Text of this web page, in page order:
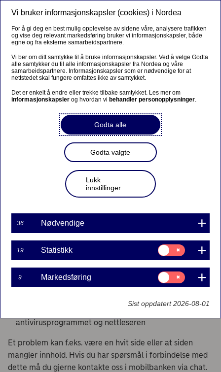
Nettbank, mobilbank og BankID
Tekniske krav til bruk av våre
nettjenester eller problemer
med innlogging og bruk
For å bruke nettbanken så trenger du en nettleser som
for eksempel Chrome, Firefox, Edge eller Safari.
Vi anbefaler at du oppdaterer enheten til det nyeste
operativsystemet, eller at du fremover bruker den nyeste
versjonen av Google Chrome, Firefox, Microsoft
Edge eller Safari når du bruker nettjenestene våre. Se
oversikt under over operativsystemer og nettlesere.
Har du problemer med å logge inn i nettbanken eller få
Oppdater antivirusprogram og nettleser til nyeste
versjon
Kontroller at Nordeas nettsteder er tillatt i
antivirusprogrammet og nettleseren
Et problem kan f.eks. være en hvit side eller at siden
mangler innhold. Hvis du har spørsmål i forbindelse med
dette må du gjerne kontakte oss i mobilbanken via chat.
Vi bruker informasjonskapsler (cookies) i Nordea
For å gi deg en best mulig opplevelse av sidene våre, analysere trafikken
og vise deg relevant markedsføring bruker vi informasjonskapsler, både
egne og fra eksterne samarbeidspartnere.
Vi ber om ditt samtykke til å bruke informasjonskapsler. Ved å velge Godta
alle samtykker du til alle informasjonskapsler fra Nordea og våre
samarbeidspartnere. Informasjonskapsler som er nødvendige for at
nettstedet skal fungere omfattes ikke av samtykket.
Det er enkelt å endre eller trekke tilbake samtykket. Les mer om
informasjonskapsler og hvordan vi behandler personopplysninger.
Godta alle
Godta valgte
Lukk
innstillinger
36 Nødvendige
19 Statistikk
Samtykke
til:
Statistikk
9 Markedsføring
Samtykke
til:
Markedsføring
Sist oppdatert 2026-08-01